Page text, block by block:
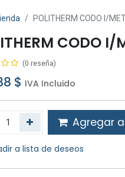
POLITHERM CODO I/
CODO I/
(0 reseña)
$ IVA Incluido
Agregar
a lista de deseos